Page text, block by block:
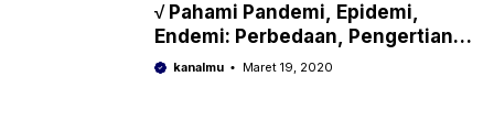
√ Pahami Pandemi, Epidemi,
Endemi: Perbedaan, Pengertian,
Contoh
kanalmu Maret 19, 2020